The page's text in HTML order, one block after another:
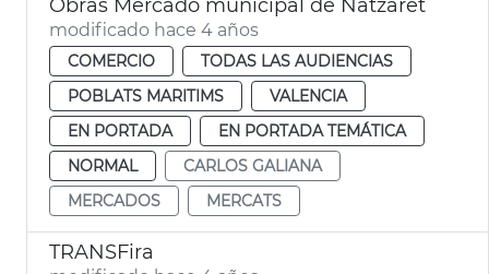
Obras Mercado municipal de Natzaret
modificado hace 4 años
COMERCIO
TODAS LAS AUDIENCIAS
POBLATS MARITIMS
VALENCIA
EN PORTADA
EN PORTADA TEMÁTICA
NORMAL
CARLOS GALIANA
MERCADOS
MERCATS
TRANSFira